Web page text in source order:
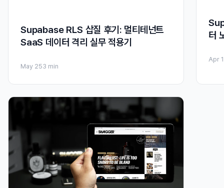
Supabase RLS 삽질 후기: 멀티테넌트
SaaS 데이터 격리 실무 적용기
May 253 min
터
Apr